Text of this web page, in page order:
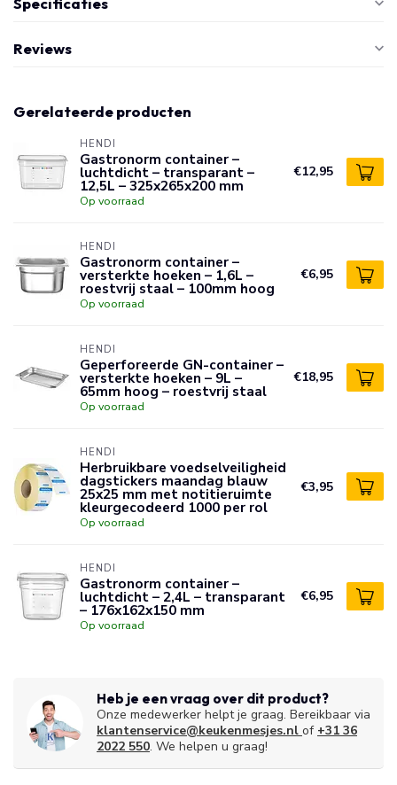
Reviews
Gerelateerde producten
HENDI
Gastronorm container –
luchtdicht – transparant –
12,5L – 325x265x200 mm
Op voorraad
€12,95
HENDI
Gastronorm container –
versterkte hoeken – 1,6L –
roestvrij staal – 100mm hoog
Op voorraad
€6,95
HENDI
Geperforeerde GN-container –
versterkte hoeken – 9L –
65mm hoog – roestvrij staal
Op voorraad
€18,95
HENDI
Herbruikbare voedselveiligheid
dagstickers maandag blauw
25x25 mm met notitieruimte
kleurgecodeerd 1000 per rol
Op voorraad
€3,95
HENDI
Gastronorm container –
luchtdicht – 2,4L – transparant
– 176x162x150 mm
Op voorraad
€6,95
Heb je een vraag over dit product?
Onze medewerker helpt je graag. Bereikbaar via
klantenservice@keukenmesjes.nl of +31 36
2022 550. We helpen u graag!